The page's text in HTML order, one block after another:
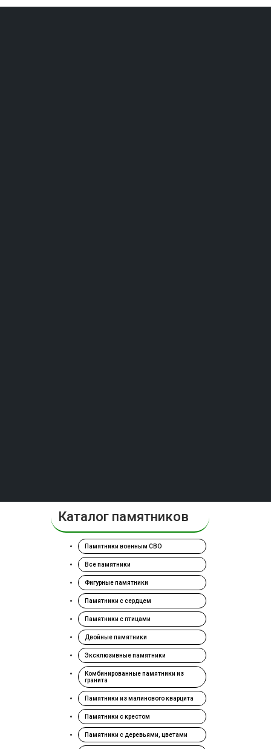
Каталог памятников
Памятники военным СВО
Все памятники
Фигурные памятники
Памятники с сердцем
Памятники с птицами
Двойные памятники
Эксклюзивные памятники
Комбинированные памятники из
гранита
Памятники из малинового кварцита
Памятники с крестом
Памятники с деревьями, цветами